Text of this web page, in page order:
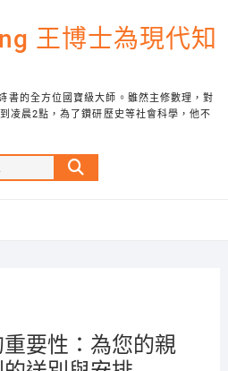
王博士為現代知
書的全方位國寶級大師。雖然主修數理，對
凌晨2點，為了鑽研歷史等社會科學，他不
Search
…
要性：為您的親